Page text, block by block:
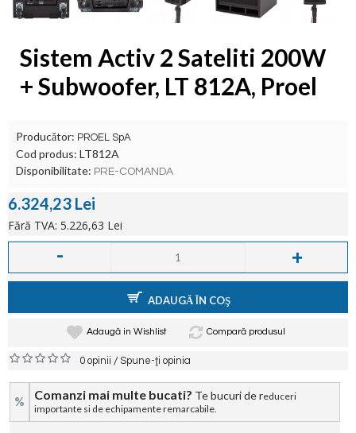
Sistem Activ 2 Sateliti 200W
+ Subwoofer, LT 812A, Proel
Producător: PROEL SpA
Cod produs: LT812A
Disponibilitate: PRE-COMANDA
6.324,23 Lei
Fără TVA: 5.226,63 Lei
- +
ADAUGĂ ÎN COŞ
Adaugă in Wishlist Compară produsul
0 opinii /Spune-ţi opinia
% Comanzi mai multe bucati? Te bucuri de reduceri
importante si de echipamente remarcabile.